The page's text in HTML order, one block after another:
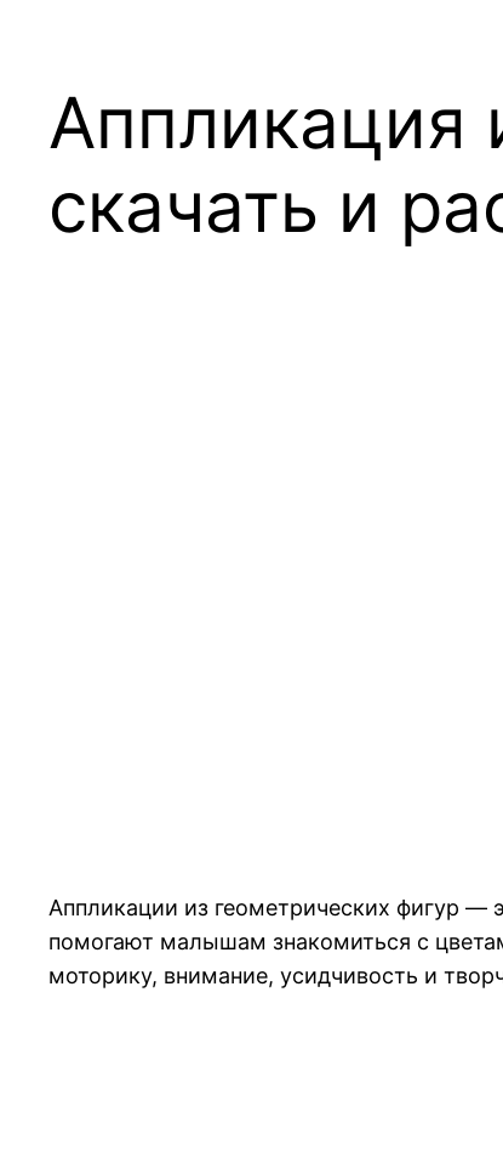
Аппликация
скачать и
Аппликации из геометрических фигур —
помогают малышам знакомиться с
моторику, внимание, усидчивость и